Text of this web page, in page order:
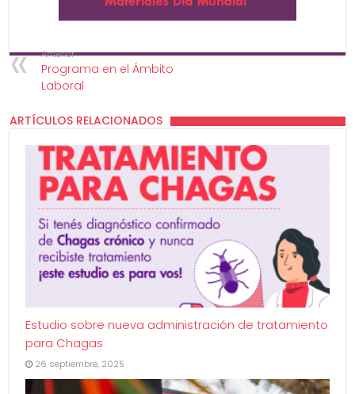
Anterior
Programa en el Ámbito
Laboral
ARTÍCULOS RELACIONADOS
Estudio sobre nueva administración de tratamiento
para Chagas
26 septiembre, 2025